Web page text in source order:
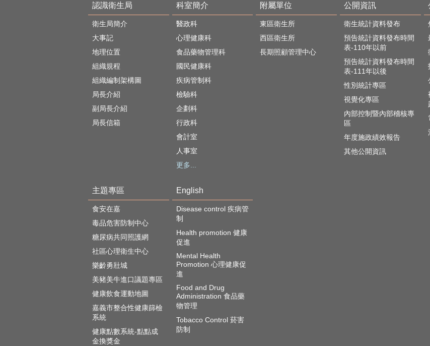
認識衛生局
衛生局簡介
大事記
地理位置
組織規程
組織編制架構圖
局長介紹
副局長介紹
局長信箱
科室簡介
醫政科
心理健康科
食品藥物管理科
國民健康科
疾病管制科
檢驗科
企劃科
行政科
會計室
人事室
更多...
附屬單位
東區衛生所
西區衛生所
長期照顧管理中心
公開資訊
衛生統計資料發布
預告統計資料發布時間
表-110年以前
預告統計資料發布時間
表-111年以後
性別統計專區
視覺化專區
內部控制暨內部稽核專
區
年度施政績效報告
其他公開資訊
主題專區
食安在嘉
毒品危害防制中心
糖尿病共同照護網
社區心理衛生中心
樂齡勇壯城
美豬美牛進口議題專區
健康飲食運動地圖
嘉義市整合性健康篩檢
系統
健康點數系統-點點成
金換獎金
English
Disease control 疾病管
制
Health promotion 健康
促進
Mental Health
Promotion 心理健康促
進
Food and Drug
Administration 食品藥
物管理
Tobacco Control 菸害
防制